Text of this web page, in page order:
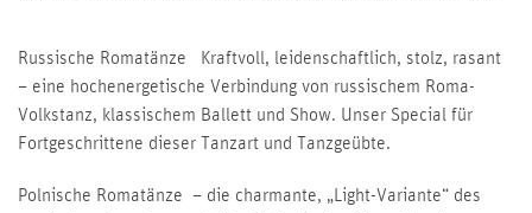
Russische Romatänze Kraftvoll, leidenschaftlich, stolz, rasant
– eine hochenergetische Verbindung von russischem Roma-
Volkstanz, klassischem Ballett und Show. Unser Special für
Fortgeschrittene dieser Tanzart und Tanzgeübte.
Polnische Romatänze – die charmante, „Light-Variante“ des